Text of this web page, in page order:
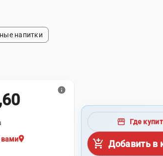
напитки
₪
location_on
вами
info
storefront Где
add_shopping_cart Добавить в